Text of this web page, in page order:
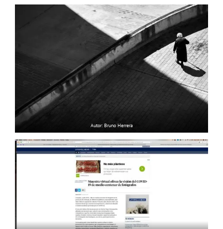
Autor: Bruno Herrera